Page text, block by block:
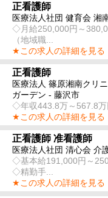
正看護師
医療法人社団 健育会 湘
◇月給250,000円～
（地域職...
★この求人の詳細を見る
正看護師
医療法人 篠原湘南クリ
ガーデン - 藤沢市
◇年収443.8万～567.8万
★この求人の詳細を見る
正看護師 准看護師
医療法人社団 清心会 介
◇基本給191,000円～
◇精勤手...
★この求人の詳細を見る